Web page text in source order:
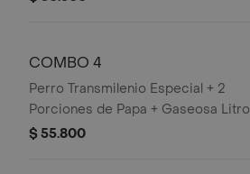
COMBO 4
Perro Transmilenio Especial + 2
Porciones de Papa + Gaseosa Litro
$ 55.800